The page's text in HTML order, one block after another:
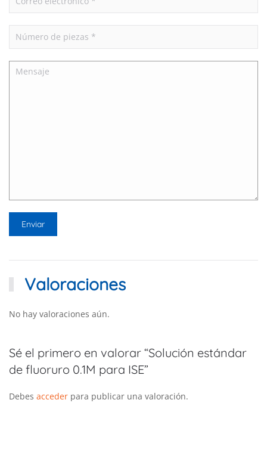
Valoraciones
No hay valoraciones aún.
Sé el primero en valorar “Solución estándar
de fluoruro 0.1M para ISE”
Debes acceder para publicar una valoración.